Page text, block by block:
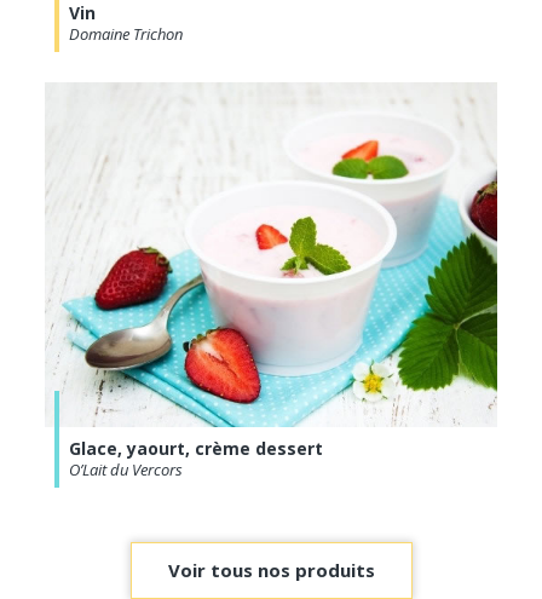
Vin
Domaine Trichon
Glace, yaourt, crème dessert
O’Lait du Vercors
Voir tous nos produits